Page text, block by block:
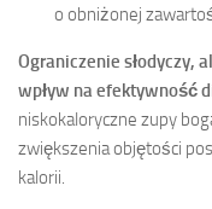
o obniżonej
Ograniczenie słodyczy,
wpływ na efektywność
niskokaloryczne zupy
zwiększenia objętości
kalorii.